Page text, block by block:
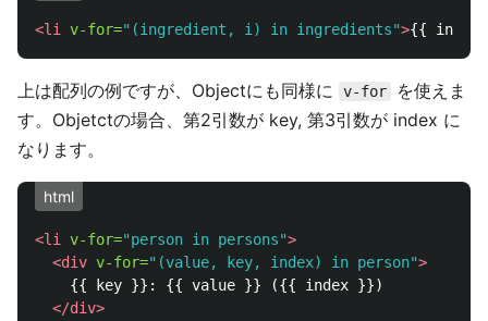
<li v-for="(ingredient, i) in ingredients">{{
上は配列の例ですが、Objectにも同様に v-for
を使えま
す。Objetctの場合、第2引数が key, 第3引数が index に
なります。
html
<li v-for="person in persons">
<div v-for="(value, key, index) in person">
    {{ key }}: {{ value }} ({{ index }})
</div>